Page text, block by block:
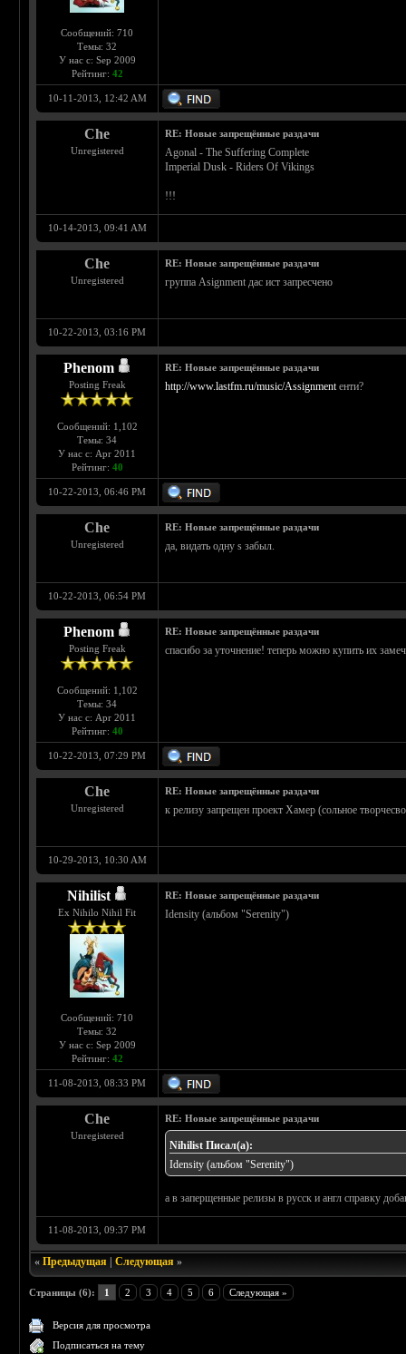
Сообщений: 710
Темы: 32
У нас с: Sep 2009
Рейтинг: 42
10-11-2013, 12:42 AM
Che
Unregistered
RE: Новые запрещённые раздачи
Agonal - The Suffering Complete
Imperial Dusk - Riders Of Vikings
!!!
10-14-2013, 09:41 AM
Che
Unregistered
RE: Новые запрещённые раздачи
группа Asignment дас ист запресчено
10-22-2013, 03:16 PM
Phenom
Posting Freak
Сообщений: 1,102
Темы: 34
У нас с: Apr 2011
Рейтинг: 40
RE: Новые запрещённые раздачи
http://www.lastfm.ru/music/Assignmentенти?
10-22-2013, 06:46 PM
Che
Unregistered
RE: Новые запрещённые раздачи
да, видать одну s забыл.
10-22-2013, 06:54 PM
Phenom
Posting Freak
Сообщений: 1,102
Темы: 34
У нас с: Apr 2011
Рейтинг: 40
RE: Новые запрещённые раздачи
спасибо за уточнение! теперь можно купить их
10-22-2013, 07:29 PM
Che
Unregistered
RE: Новые запрещённые раздачи
к релизу запрещен проект Хамер (сольное
10-29-2013, 10:30 AM
Nihilist
Ex Nihilo Nihil Fit
Сообщений: 710
Темы: 32
У нас с: Sep 2009
Рейтинг: 42
RE: Новые запрещённые раздачи
Idensity (альбом "Serenity")
11-08-2013, 08:33 PM
Che
Unregistered
RE: Новые запрещённые раздачи
Nihilist Писал(а):
Idensity (альбом "Serenity")
а в заперщенные релизы в русск и англ справку
11-08-2013, 09:37 PM
«Предыдущая |Следующая »
Страницы (6): 1 2 3 4 5 6 Следующая »
Версия для просмотра
Подписаться на тему